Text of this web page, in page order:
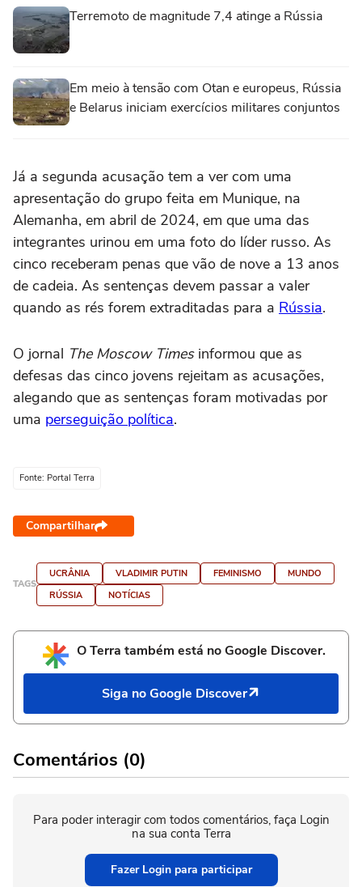
Terremoto de magnitude 7,4 atinge a Rússia
Em meio à tensão com Otan e europeus, Rússia
e Belarus iniciam exercícios militares conjuntos
Já a segunda acusação tem a ver com uma
apresentação do grupo feita em Munique, na
Alemanha, em abril de 2024, em que uma das
integrantes urinou em uma foto do líder russo. As
cinco receberam penas que vão de nove a 13 anos
de cadeia. As sentenças devem passar a valer
quando as rés forem extraditadas para a Rússia.
O jornal The Moscow Timesinformou que as
defesas das cinco jovens rejeitam as acusações,
alegando que as sentenças foram motivadas por
uma perseguição política.
Fonte: Portal Terra
Compartilhar
TAGS
UCRÂNIA VLADIMIR PUTIN FEMINISMO
MUNDO
RÚSSIA
NOTÍCIAS
O Terra também está no Google Discover.
Siga no Google Discover
Comentários (0)
Para poder interagir com todos comentários, faça Login
na sua conta Terra
Fazer Login para participar